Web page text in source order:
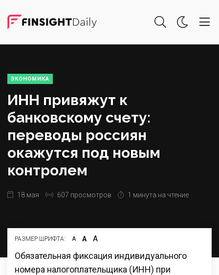
ЭКОНОМИКА
ИНН привяжут к
банковскому счету:
переводы россиян
окажутся под новым
контролем
18 мая 607 просмотров 1 минута на чтение
РАЗМЕР ШРИФТА: А А А
Обязательная фиксация индивидуального
номера налогоплательщика (ИНН) при